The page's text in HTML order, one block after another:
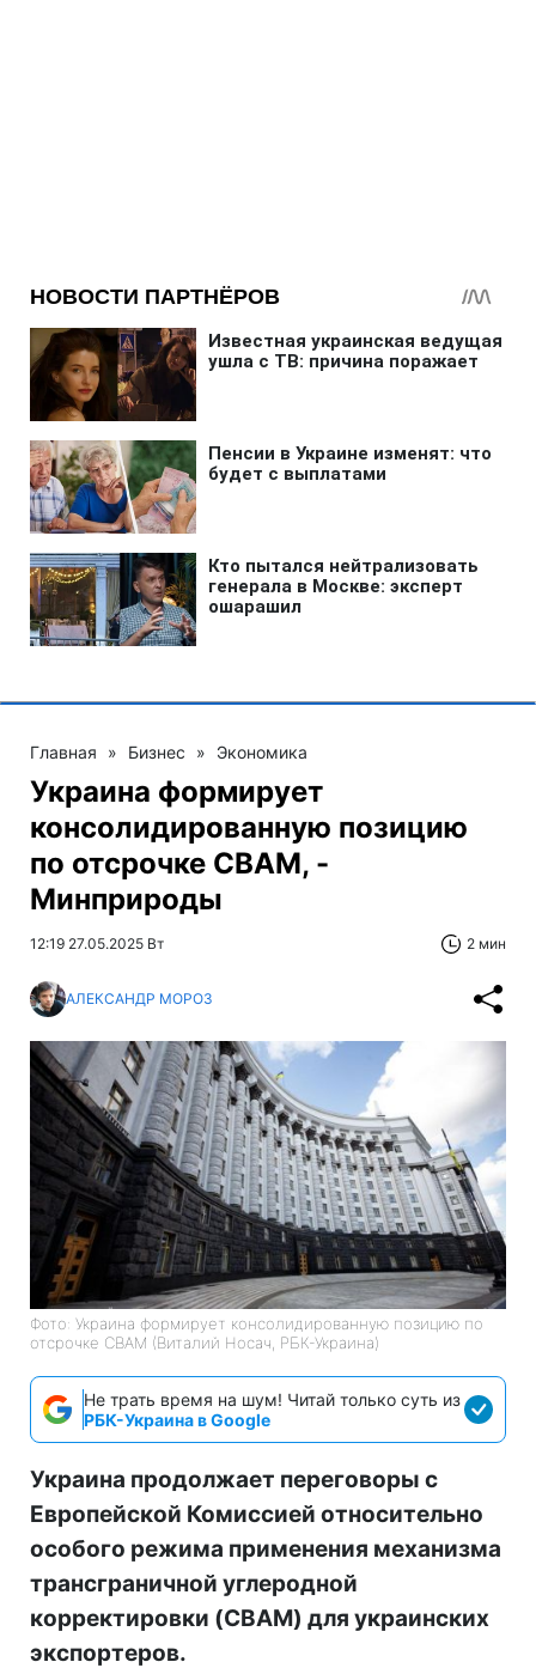
Главная » Бизнес » Экономика
Украина формирует
консолидированную позицию
по отсрочке CBAM, -
Минприроды
12:19 27.05.2025 Вт 2 мин
АЛЕКСАНДР МОРОЗ
Фото: Украина формирует консолидированную позицию по
отсрочке CBAM (Виталий Носач, РБК-Украина)
Не трать время на шум! Читай только суть из
РБК-Украина в Google
Украина продолжает переговоры с
Европейской Комиссией относительно
особого режима применения механизма
трансграничной углеродной
корректировки (CBAM) для украинских
экспортеров.